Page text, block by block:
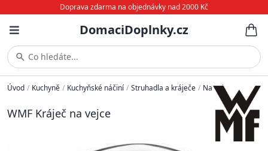
Doprava zdarma na objednávky nad 2000 Kč
DomaciDoplnky.cz
Co hledáte...
Úvod / Kuchyně / Kuchyňské náčiní / Struhadla a kráječe / Na vejce
WMF Kráječ na vejce